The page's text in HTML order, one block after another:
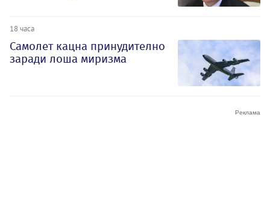
18 часа
Самолет кацна принудително
заради лоша миризма